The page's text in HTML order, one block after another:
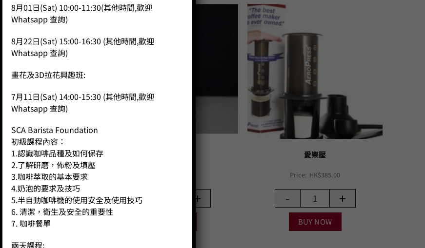
小飛馬600N
Price: HK$1,200.00
+
BUY NOW
- +
愛樂壓
Price: HK$385.00
- +
BUY NOW
8月01日(Sat) 10:00-11:30(其他時間,歡迎
Whatsapp 查詢)
8月22日(Sat) 15:00-16:30 (其他時間,歡迎
Whatsapp 查詢)
畫花及3D拉花興趣班:
7月11日(Sat) 14:00-15:30 (其他時間,歡迎
Whatsapp 查詢)
SCA Barista Foundation
初級課程內容：
1.認識咖啡品種及如何保存
2.了解研磨，佈粉及填壓
3.咖啡萃取的基本要求
4.奶泡的要求及技巧
5.半自動咖啡機的使用安全及使用技巧
6. 清潔，衛生及安全的重要性
7. 咖啡餐單
兩天課程: